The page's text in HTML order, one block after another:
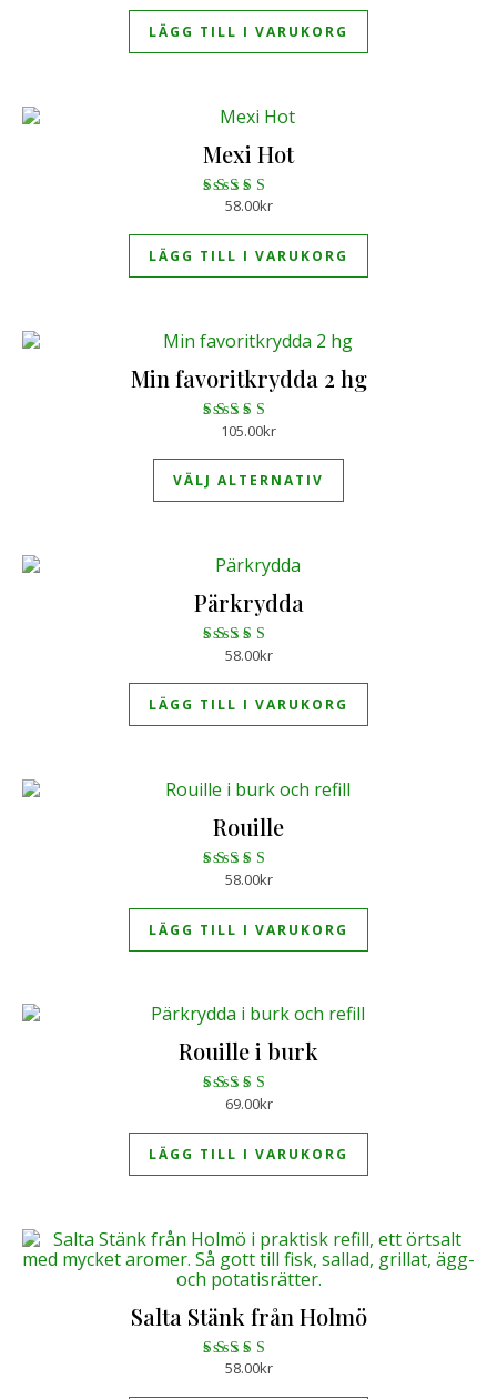
LÄGG TILL I VARUKORG
Mexi Hot
Betygsatt
58.00kr
LÄGG TILL I VARUKORG
Min favoritkrydda 2 hg
Betygsatt
105.00kr
VÄLJ ALTERNATIV
Den här
Pärkrydda
Betygsatt
58.00kr
LÄGG TILL I VARUKORG
Rouille
Betygsatt
58.00kr
LÄGG TILL I VARUKORG
Rouille i burk
Betygsatt
69.00kr
LÄGG TILL I VARUKORG
Salta Stänk från Holmö
Betygsatt
58.00kr